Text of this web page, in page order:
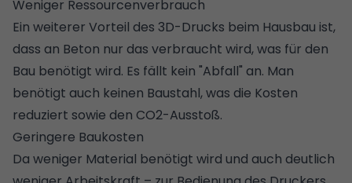
Weniger Ressourcenverbrauch
Ein weiterer Vorteil des 3D-Drucks beim Hausbau ist,
dass an Beton nur das verbraucht wird, was für den
Bau benötigt wird. Es fällt kein "Abfall" an. Man
benötigt auch keinen Baustahl, was die Kosten
reduziert sowie den CO2-Ausstoß.
Geringere Baukosten
Da weniger Material benötigt wird und auch deutlich